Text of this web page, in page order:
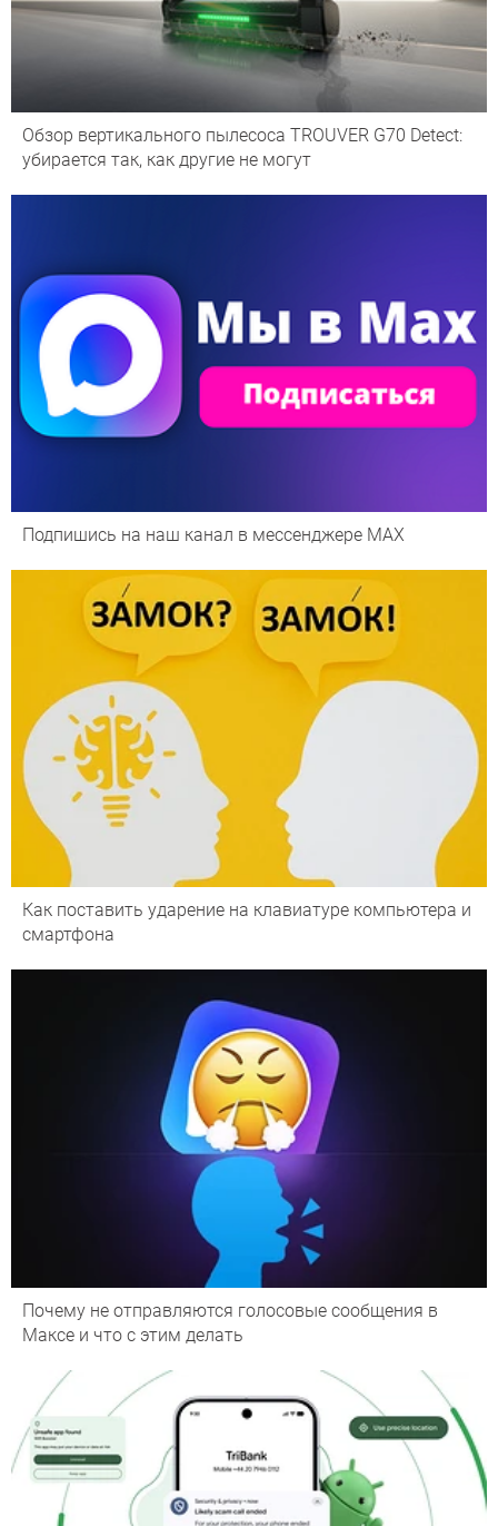
Обзор вертикального пылесоса TROUVER G70 Detect:
убирается так, как другие не могут
Подпишись на наш канал в мессенджере МАХ
Как поставить ударение на клавиатуре компьютера и
смартфона
Почему не отправляются голосовые сообщения в
Максе и что с этим делать